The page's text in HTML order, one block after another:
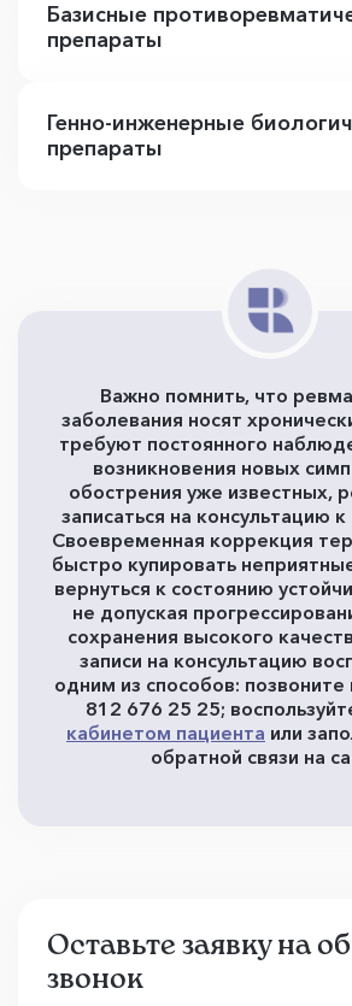
Базисные
препараты
Генно-инженерные
препараты
Важно помнить, что
заболевания носят
требуют постоянного
возникновения новых
обострения уже известных,
записаться на консультацию
Своевременная коррекция
быстро купировать
вернуться к состоянию
не допуская
сохранения высокого
записи на консультацию
одним из способов:
812 676 25 25;
кабинетом пациента или
обратной связи на
Оставьте заявку на
звонок